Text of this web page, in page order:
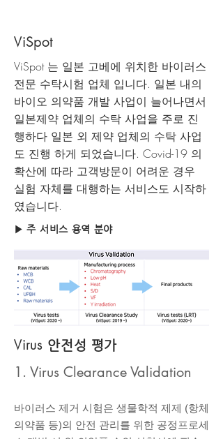
ViSpot
ViSpot 는 일본 고베에 위치한 바이러스
전문 수탁시험 업체 입니다. 일본 내의
바이오 의약품 개발 사업이 늘어나면서
일본제약 업체의 수탁 사업을 주로 진
행하다 일본 외 제약 업체의 수탁 사업
도 진행 하게 되었습니다. Covid-19 의
확산에 따라 고객방문이 어려운 경우
실험 자체를 대행하는 서비스도 시작하
였습니다.
​▶ 주 서비스 용역 분야
Virus 안전성 평가
1. Virus Clearance Validation
바이러스 제거 시험은 생물학적 제제 (항체
의약품 등)의 안전 관리를 위한 공정프로세